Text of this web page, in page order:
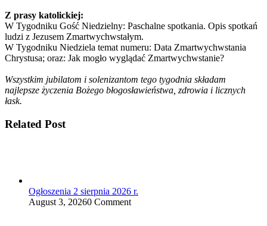
Z prasy katolickiej:
W Tygodniku Gość Niedzielny: Paschalne spotkania. Opis spotkań
ludzi z Jezusem Zmartwychwstałym.
W Tygodniku Niedziela temat numeru: Data Zmartwychwstania
Chrystusa; oraz: Jak mogło wyglądać Zmartwychwstanie?
Wszystkim jubilatom i solenizantom tego tygodnia składam
najlepsze życzenia Bożego błogosławieństwa, zdrowia i licznych
łask.
Related Post
Ogłoszenia 2 sierpnia 2026 r.
August 3, 20260 Comment